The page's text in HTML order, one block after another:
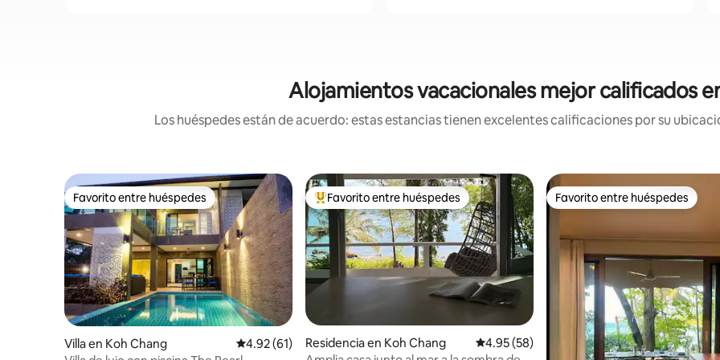
Alojamientos vacacionales mejor calificados
Los huéspedes están de acuerdo: estas estancias tienen excelentes calificaciones por su
Favorito entre huéspedes
Favorito entre huéspedes
Villa en Koh Chang Calificación promedio: 4.92 de 5; 61 evaluaciones
4.92 (61)
De los mejores en Favorito entre huéspedes
Favorito entre huéspedes
Residencia en Koh Chang Calificación promedio: 4.95 de 5; 58
4.95 (58)
Favorito entre huéspedes
Favorito entre huéspedes